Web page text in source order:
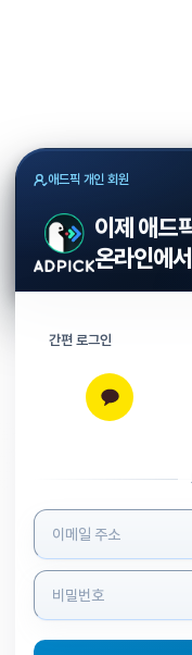
애드픽 개인 회원
이제 애드
온라인에
간편 로그인
로그인 정보 입력